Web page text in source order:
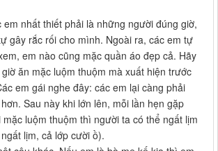
em nhất thiết phải là những người đúng giờ,
gây rắc rối cho mình. Ngoài ra, các em tự
em nào cũng mặc quần áo đẹp cả. Hãy
ăn mặc luộm thuộm mà xuất hiện trước
em gái nghe đây: các em lại càng phải
Sau này khi lớn lên, mỗi lần hẹn gặp
luộm thuộm thì người ta có thể ngất lịm
lịm, cả lớp cười ồ).